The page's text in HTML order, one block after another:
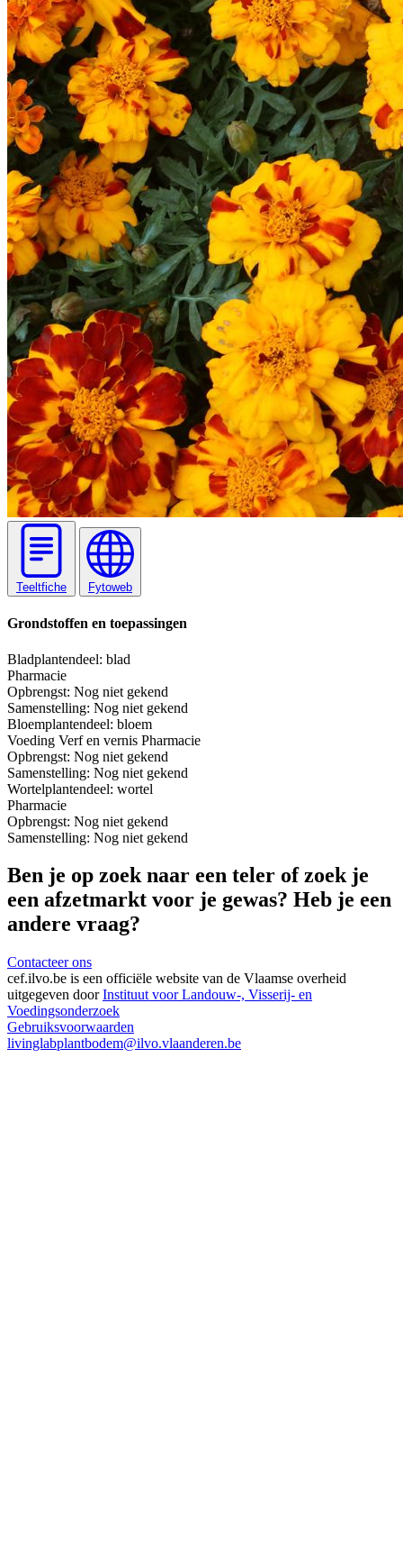
Teeltfiche Fytoweb
Grondstoffen en toepassingen
Bladplantendeel: blad
Pharmacie
Opbrengst: Nog niet gekend
Samenstelling: Nog niet gekend
Bloemplantendeel: bloem
Voeding Verf en vernis Pharmacie
Opbrengst: Nog niet gekend
Samenstelling: Nog niet gekend
Wortelplantendeel: wortel
Pharmacie
Opbrengst: Nog niet gekend
Samenstelling: Nog niet gekend
Ben je op zoek naar een teler of zoek je
een afzetmarkt voor je gewas? Heb je een
andere vraag?
Contacteer ons
cef.ilvo.be is een officiële website van de Vlaamse overheid
uitgegeven doorInstituut voor Landouw-, Visserij- en
Voedingsonderzoek
Gebruiksvoorwaarden
livinglabplantbodem@ilvo.vlaanderen.be